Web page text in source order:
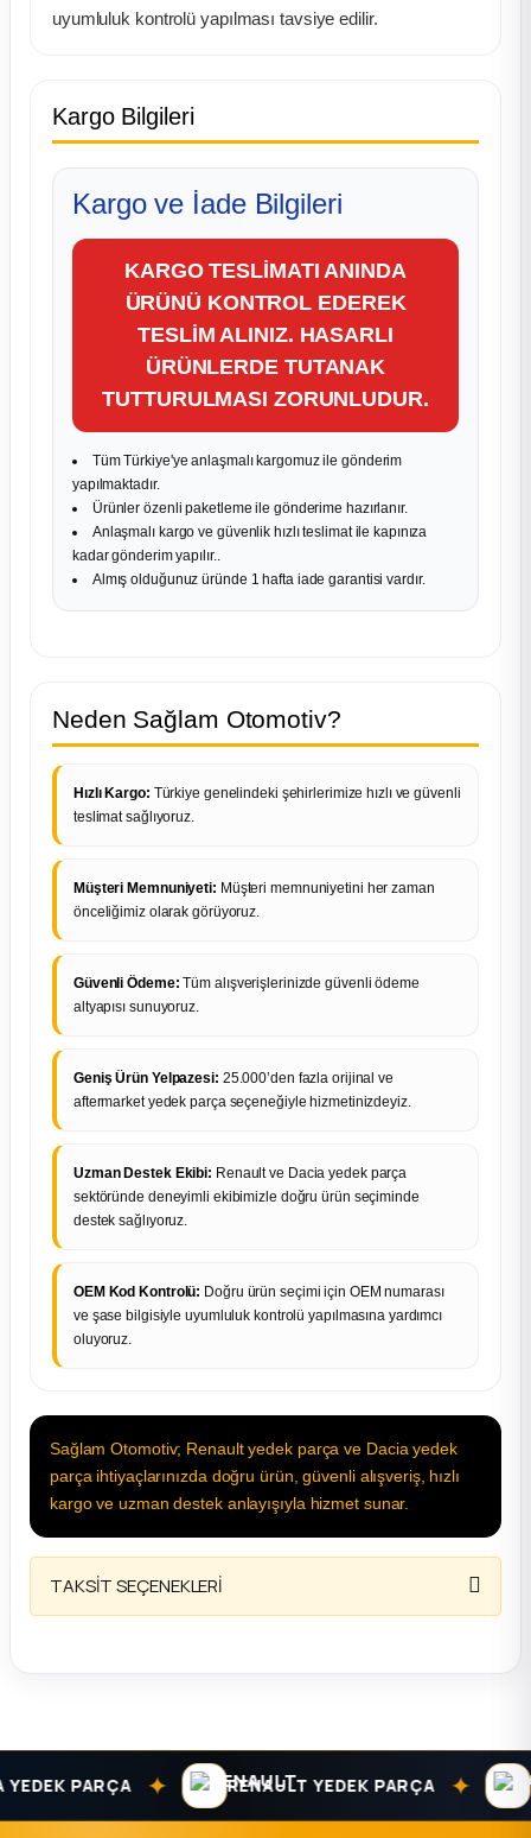
uyumluluk kontrolü yapılması tavsiye edilir.
Kargo Bilgileri
Kargo ve İade Bilgileri
KARGO TESLİMATI ANINDA
ÜRÜNÜ KONTROL EDEREK
TESLİM ALINIZ. HASARLI
ÜRÜNLERDE TUTANAK
TUTTURULMASI ZORUNLUDUR.
Tüm Türkiye'ye anlaşmalı kargomuz ile gönderim
yapılmaktadır.
Ürünler özenli paketleme ile gönderime hazırlanır.
Anlaşmalı kargo ve güvenlik hızlı teslimat ile kapınıza
kadar gönderim yapılır..
Almış olduğunuz üründe 1 hafta iade garantisi vardır.
Neden Sağlam Otomotiv?
Hızlı Kargo: Türkiye genelindeki şehirlerimize hızlı ve güvenli
teslimat sağlıyoruz.
Müşteri Memnuniyeti: Müşteri memnuniyetini her zaman
önceliğimiz olarak görüyoruz.
Güvenli Ödeme: Tüm alışverişlerinizde güvenli ödeme
altyapısı sunuyoruz.
Geniş Ürün Yelpazesi: 25.000’den fazla orijinal ve
aftermarket yedek parça seçeneğiyle hizmetinizdeyiz.
Uzman Destek Ekibi: Renault ve Dacia yedek parça
sektöründe deneyimli ekibimizle doğru ürün seçiminde
destek sağlıyoruz.
OEM Kod Kontrolü: Doğru ürün seçimi için OEM numarası
ve şase bilgisiyle uyumluluk kontrolü yapılmasına yardımcı
oluyoruz.
Sağlam Otomotiv; Renault yedek parça ve Dacia yedek
parça ihtiyaçlarınızda doğru ürün, güvenli alışveriş, hızlı
kargo ve uzman destek anlayışıyla hizmet sunar.
TAKSİT SEÇENEKLERİ
PARÇA ✦ RENAULT YEDEK PARÇA ✦